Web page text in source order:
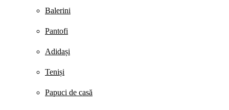
Balerini
Pantofi
Adidași
Teniși
Papuci de casă